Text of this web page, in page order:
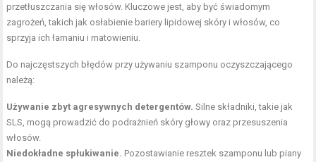
przetłuszczania się włosów. Kluczowe jest, aby być świadomym
zagrożeń, takich jak osłabienie bariery lipidowej skóry i włosów, co
sprzyja ich łamaniu i matowieniu.
Do najczęstszych błędów przy używaniu szamponu oczyszczającego
należą:
Używanie zbyt agresywnych detergentów. Silne składniki, takie jak
SLS, mogą prowadzić do podrażnień skóry głowy oraz przesuszenia
włosów.
Niedokładne spłukiwanie. Pozostawianie resztek szamponu lub piany